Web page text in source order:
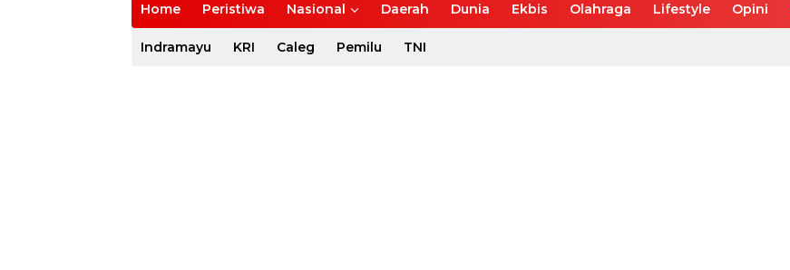
Home Peristiwa Nasional Daerah Dunia Ekbis Olahraga Lifestyle Opini
Indramayu KRI Caleg Pemilu TNI